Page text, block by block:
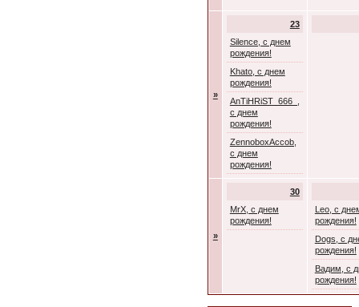
»
23
Silence, с днем
рождения!
Khato, с днем
рождения!
AnTiHRiST_666_,
с днем
рождения!
ZennoboxAccob,
с днем
рождения!
»
30
MrX, с днем
рождения!
Leo, с
рождения!
Dogs, с
рождения!
Вадим, с
рождения!